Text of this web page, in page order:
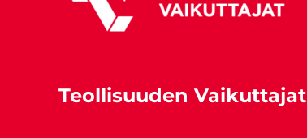
Teollisuuden Vaikuttajat